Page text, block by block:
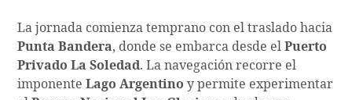
La jornada comienza temprano con el traslado hacia
Punta Bandera, donde se embarca desde elPuerto
Privado La Soledad. La navegación recorre el
imponenteLago Argentino y permite experimentar